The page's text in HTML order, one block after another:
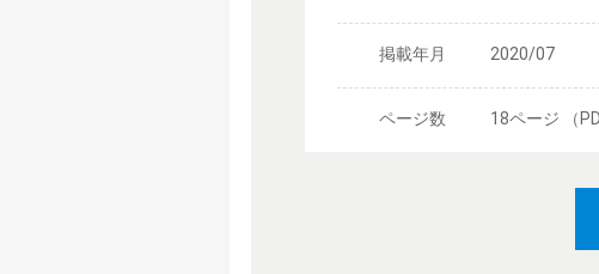
掲載年月 2020/07
ページ数 18ページ （